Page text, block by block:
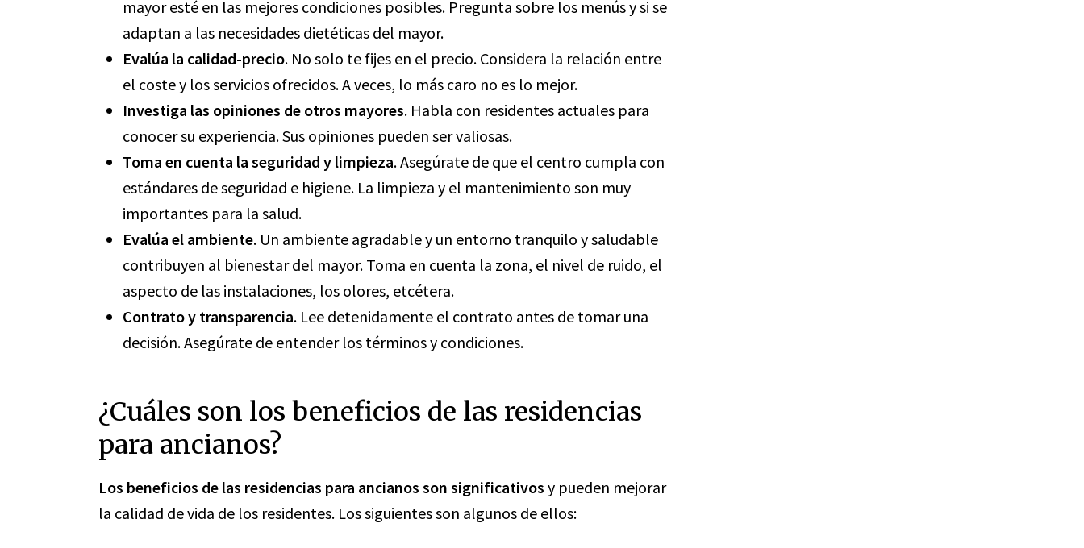
mayor esté en las mejores condiciones posibles. Pregunta sobre los menús y si se
adaptan a las necesidades dietéticas del mayor.
Evalúa la calidad-precio. No solo te fijes en el precio. Considera la relación entre
el coste y los servicios ofrecidos. A veces, lo más caro no es lo mejor.
Investiga las opiniones de otros mayores. Habla con residentes actuales para
conocer su experiencia. Sus opiniones pueden ser valiosas.
Toma en cuenta la seguridad y limpieza. Asegúrate de que el centro cumpla con
estándares de seguridad e higiene. La limpieza y el mantenimiento son muy
importantes para la salud.
Evalúa el ambiente. Un ambiente agradable y un entorno tranquilo y saludable
contribuyen al bienestar del mayor. Toma en cuenta la zona, el nivel de ruido, el
aspecto de las instalaciones, los olores, etcétera.
Contrato y transparencia. Lee detenidamente el contrato antes de tomar una
decisión. Asegúrate de entender los términos y condiciones.
¿Cuáles son los beneficios de las residencias
para ancianos?
Los beneficios de las residencias para ancianos son significativos y pueden mejorar
la calidad de vida de los residentes. Los siguientes son algunos de ellos: